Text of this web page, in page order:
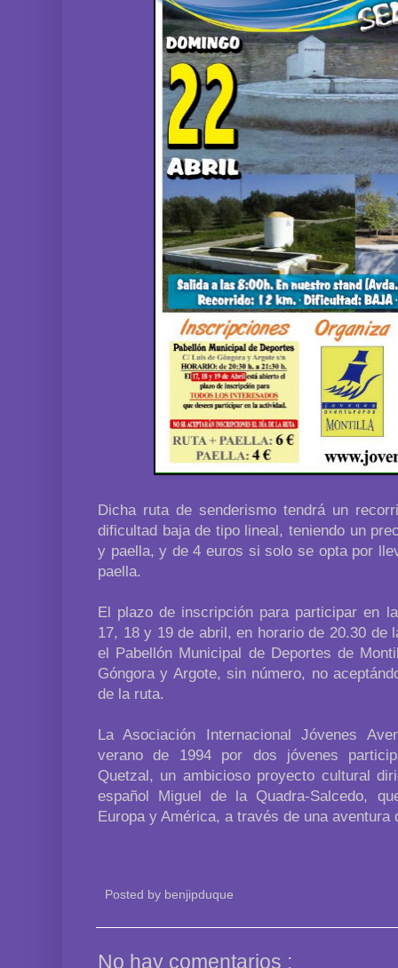
Dicha ruta de senderismo tendrá un
dificultad baja de tipo lineal, teniendo un
y paella, y de 4 euros si solo se opta por
paella.
El plazo de inscripción para participar en
17, 18 y 19 de abril, en horario de 20.30 de
el Pabellón Municipal de Deportes de
Góngora y Argote, sin número, no
de la ruta.
La Asociación Internacional Jóvenes
verano de 1994 por dos jóvenes
Quetzal, un ambicioso proyecto cultural
español Miguel de la Quadra-Salcedo,
Europa y América, a través de una
Posted by benjipduque
No hay comentarios :